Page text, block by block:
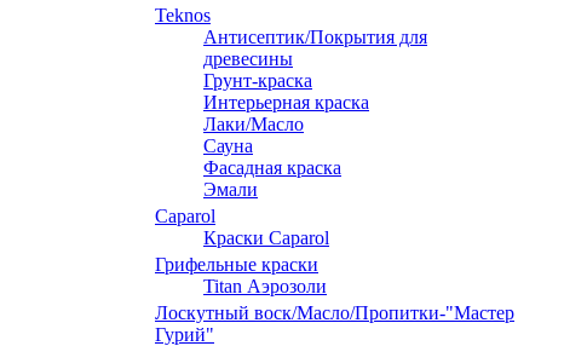
Teknos
Антисептик/Покрытия для
древесины
Грунт-краска
Интерьерная краска
Лаки/Масло
Сауна
Фасадная краска
Эмали
Caparol
Краски Caparol
Грифельные краски
Titan Аэрозоли
Лоскутный воск/Масло/Пропитки-"Мастер
Гурий"